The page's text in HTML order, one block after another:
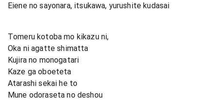
Eiene no sayonara, itsukawa, yurushite kudasai
Tomeru kotoba mo kikazu ni,
Oka ni agatte shimatta
Kujira no monogatari
Kaze ga oboeteta
Atarashi sekai he to
Mune odoraseta no deshou